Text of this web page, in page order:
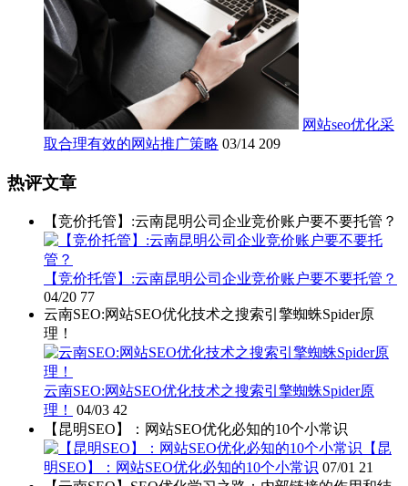
网站seo优化采
取合理有效的网站推广策略 03/14 209
热评文章
【竞价托管】:云南昆明公司企业竞价账户要不要托管？
【竞价托管】:云南昆明公司企业竞价账户要不要托管？
04/20 77
云南SEO:网站SEO优化技术之搜索引擎蜘蛛Spider原
理！
云南SEO:网站SEO优化技术之搜索引擎蜘蛛Spider原
理！
04/03 42
【昆明SEO】：网站SEO优化必知的10个小常识
【昆
明SEO】：网站SEO优化必知的10个小常识 07/01 21